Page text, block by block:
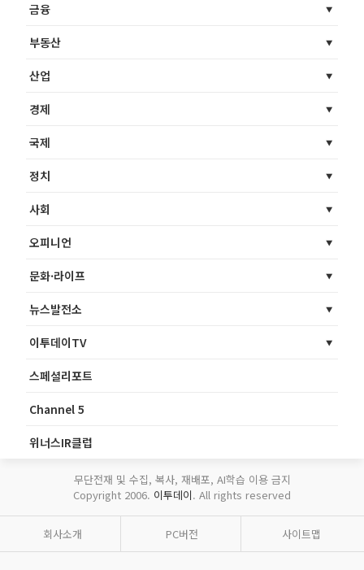
금융
부동산
산업
경제
국제
정치
사회
오피니언
문화·라이프
뉴스발전소
이투데이TV
스페셜리포트
Channel 5
위너스IR클럽
무단전재 및 수집, 복사, 재배포, AI학습 이용 금지
Copyright 2006. 이투데이. All rights reserved
회사소개 PC버전 사이트맵